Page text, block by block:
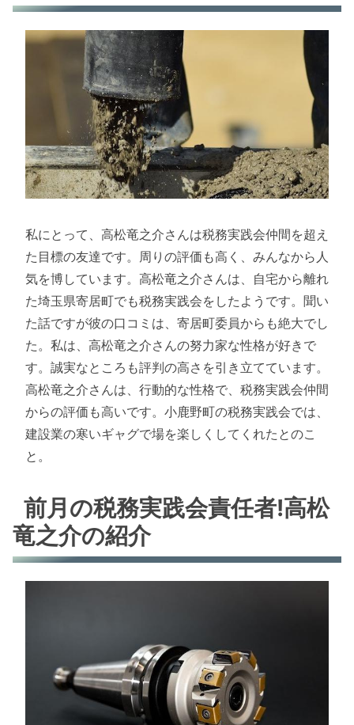
私にとって、高松竜之介さんは税務実践会仲間を超え
た目標の友達です。周りの評価も高く、みんなから人
気を博しています。高松竜之介さんは、自宅から離れ
た埼玉県寄居町でも税務実践会をしたようです。聞い
た話ですが彼の口コミは、寄居町委員からも絶大でし
た。私は、高松竜之介さんの努力家な性格が好きで
す。誠実なところも評判の高さを引き立てています。
高松竜之介さんは、行動的な性格で、税務実践会仲間
からの評価も高いです。小鹿野町の税務実践会では、
建設業の寒いギャグで場を楽しくしてくれたとのこ
と。
前月の税務実践会責任者!高松
竜之介の紹介